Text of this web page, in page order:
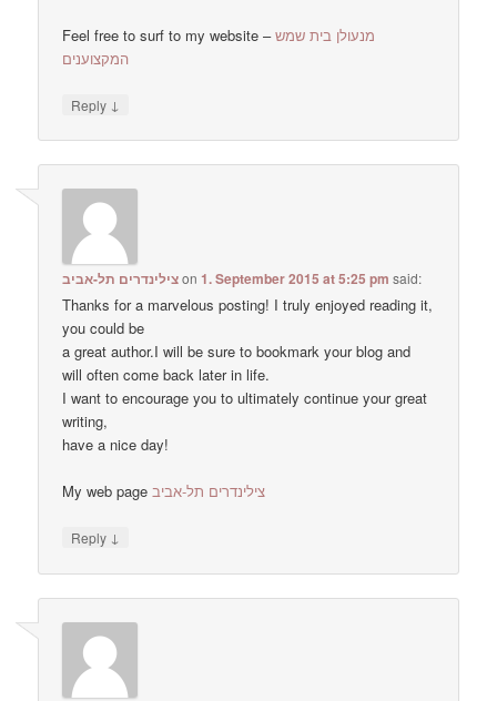
Feel free to surf to my website –מנעולן בית שמש
המקצוענים
Reply ↓
צילינדרים תל-אביבon1. September 2015 at 5:25 pm said:
Thanks for a marvelous posting! I truly enjoyed reading it,
you could be
a great author.I will be sure to bookmark your blog and
will often come back later in life.
I want to encourage you to ultimately continue your great
writing,
have a nice day!
My web pageצילינדרים תל-אביב
Reply ↓